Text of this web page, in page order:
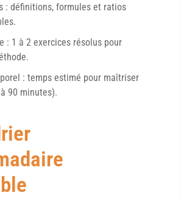
: définitions, formules et ratios
: 1 à 2 exercices résolus pour
: temps estimé pour maîtriser
90 minutes).